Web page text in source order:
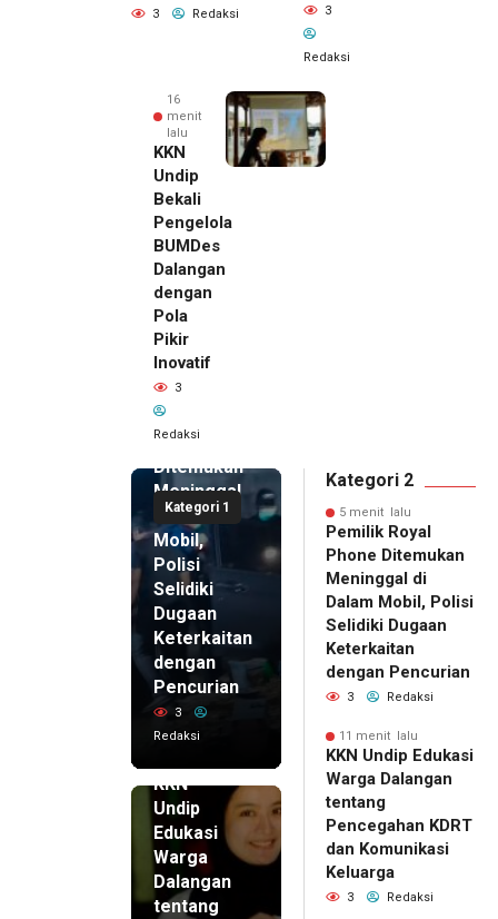
3 Redaksi 3
Redaksi
16
menit
lalu
KKN
Undip
Bekali
Pengelola
BUMDes
Dalangan
dengan
Pola
Pikir
Inovatif
3
Redaksi
Kategori 1
5 menit
Pemilik
Royal
Phone
Ditemukan
Meninggal
di Dalam
Mobil,
Polisi
Selidiki
Dugaan
Keterkaitan
dengan
Pencurian
3
Redaksi
KKN
Undip
Edukasi
Warga
Dalangan
tentang
Kategori 2
5 menit lalu
Pemilik Royal
Phone Ditemukan
Meninggal di
Dalam Mobil, Polisi
Selidiki Dugaan
Keterkaitan
dengan Pencurian
3 Redaksi
11 menit lalu
KKN Undip Edukasi
Warga Dalangan
tentang
Pencegahan KDRT
dan Komunikasi
Keluarga
3 Redaksi